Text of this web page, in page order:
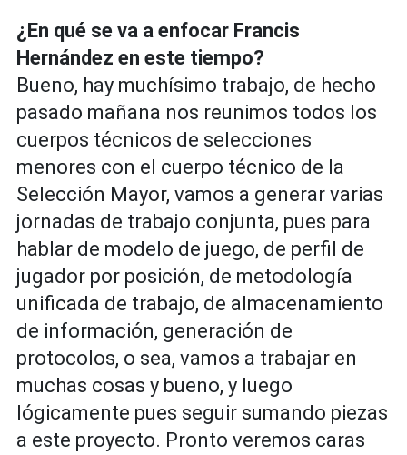
¿En qué se va a enfocar Francis
Hernández en este tiempo?
Bueno, hay muchísimo trabajo, de hecho
pasado mañana nos reunimos todos los
cuerpos técnicos de selecciones
menores con el cuerpo técnico de la
Selección Mayor, vamos a generar varias
jornadas de trabajo conjunta, pues para
hablar de modelo de juego, de perfil de
jugador por posición, de metodología
unificada de trabajo, de almacenamiento
de información, generación de
protocolos, o sea, vamos a trabajar en
muchas cosas y bueno, y luego
lógicamente pues seguir sumando piezas
a este proyecto. Pronto veremos caras